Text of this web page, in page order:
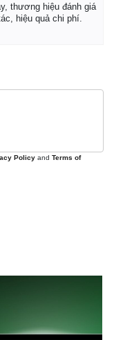
thương hiệu đánh giá
hiệu quả chi phí.
Policy and Terms of